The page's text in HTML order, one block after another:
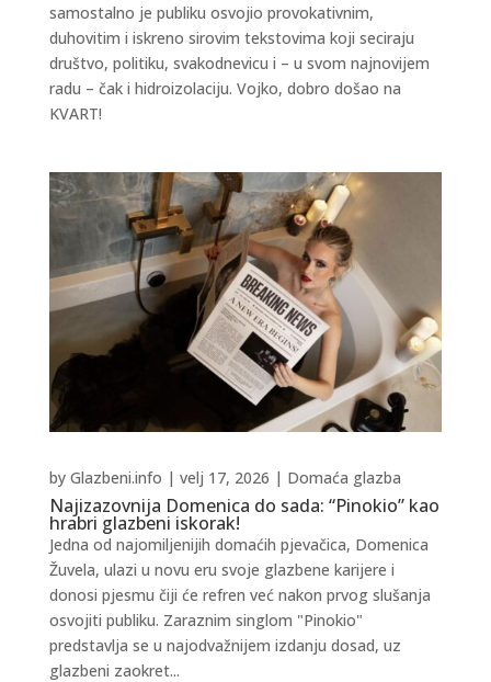
samostalno je publiku osvojio provokativnim,
duhovitim i iskreno sirovim tekstovima koji seciraju
društvo, politiku, svakodnevicu i – u svom najnovijem
radu – čak i hidroizolaciju. Vojko, dobro došao na
KVART!
Najizazovnija Domenica do sada: “Pinokio” kao
hrabri glazbeni iskorak!
by Glazbeni.info | velj 17, 2026 | Domaća glazba
Jedna od najomiljenijih domaćih pjevačica, Domenica
Žuvela, ulazi u novu eru svoje glazbene karijere i
donosi pjesmu čiji će refren već nakon prvog slušanja
osvojiti publiku. Zaraznim singlom "Pinokio"
predstavlja se u najodvažnijem izdanju dosad, uz
glazbeni zaokret...